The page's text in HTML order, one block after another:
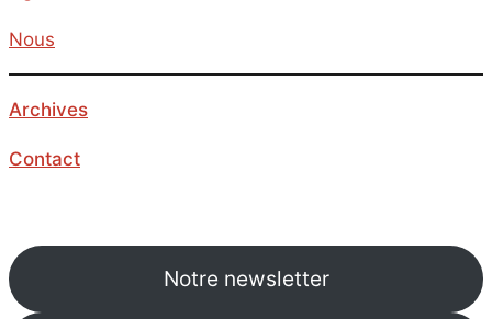
Nous
Archives
Contact
Notre newsletter